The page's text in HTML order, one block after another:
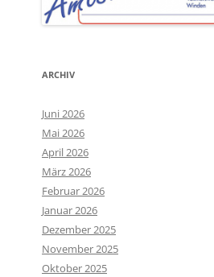
ARCHIV
Juni 2026
Mai 2026
April 2026
März 2026
Februar 2026
Januar 2026
Dezember 2025
November 2025
Oktober 2025